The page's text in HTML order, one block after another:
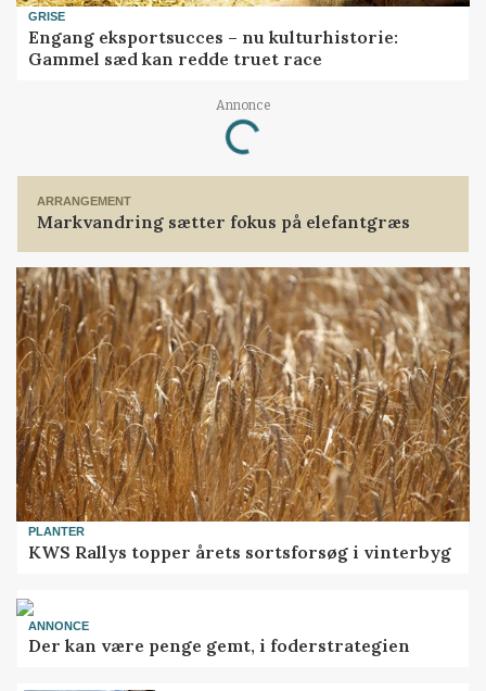
GRISE
Engang eksportsucces – nu kulturhistorie:
Gammel sæd kan redde truet race
Annonce
Loading...
ARRANGEMENT
Markvandring sætter fokus på elefantgræs
PLANTER
KWS Rallys topper årets sortsforsøg i vinterbyg
ANNONCE
Der kan være penge gemt, i foderstrategien